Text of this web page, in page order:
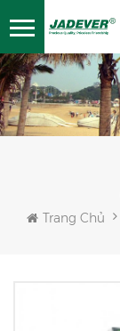
Trang Chủ